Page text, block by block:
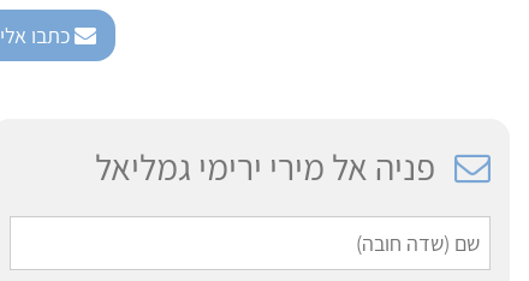
כתבו אלי
פניה אל מירי ירימי גמליאל